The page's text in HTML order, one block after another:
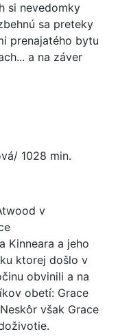
si nevedomky
sa preteky
prenajatého bytu
a na záver
1028 min.
v
Kinneara a jeho
ktorej došlo v
obvinili a na
obetí: Grace
však Grace